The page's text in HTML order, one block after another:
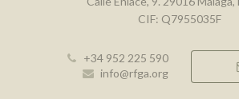
CIF: Q7955035F
+34 952 225 590
info@rfga.org